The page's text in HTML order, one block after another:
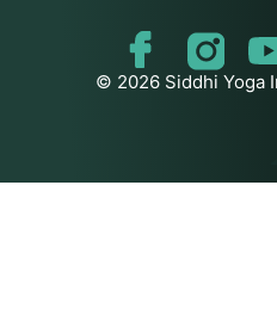
© 2026 Siddhi Yoga